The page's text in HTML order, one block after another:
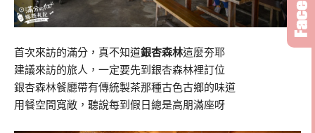
首次來訪的滿分，真不知道銀杏森林這麼夯耶
建議來訪的旅人，一定要先到銀杏森林裡訂位
銀杏森林餐廳帶有傳統製茶那種古色古鄉的味道
用餐空間寬敞，聽說每到假日總是高朋滿座呀